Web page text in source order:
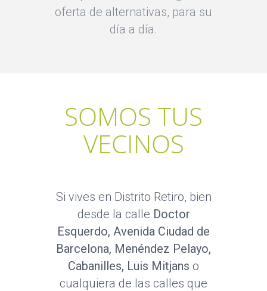
oferta de alternativas, para su
día a día.
SOMOS TUS
VECINOS
Si vives en Distrito Retiro, bien
desde la calle Doctor
Esquerdo, Avenida Ciudad de
Barcelona, Menéndez Pelayo,
Cabanilles, Luis Mitjans o
cualquiera de las calles que